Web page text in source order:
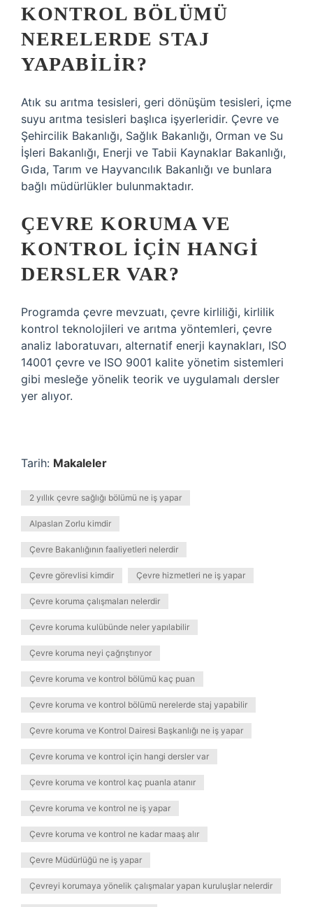
KONTROL BÖLÜMÜ
NERELERDE STAJ
YAPABILIR?
Atık su arıtma tesisleri, geri dönüşüm tesisleri, içme
suyu arıtma tesisleri başlıca işyerleridir. Çevre ve
Şehircilik Bakanlığı, Sağlık Bakanlığı, Orman ve Su
İşleri Bakanlığı, Enerji ve Tabii Kaynaklar Bakanlığı,
Gıda, Tarım ve Hayvancılık Bakanlığı ve bunlara
bağlı müdürlükler bulunmaktadır.
ÇEVRE KORUMA VE
KONTROL IÇIN HANGI
DERSLER VAR?
Programda çevre mevzuatı, çevre kirliliği, kirlilik
kontrol teknolojileri ve arıtma yöntemleri, çevre
analiz laboratuvarı, alternatif enerji kaynakları, ISO
14001 çevre ve ISO 9001 kalite yönetim sistemleri
gibi mesleğe yönelik teorik ve uygulamalı dersler
yer alıyor.
Tarih: Makaleler
2 yıllık çevre sağlığı bölümü ne iş yapar
Alpaslan Zorlu kimdir
Çevre Bakanlığının faaliyetleri nelerdir
Çevre görevlisi kimdir Çevre hizmetleri ne iş yapar
Çevre koruma çalışmaları nelerdir
Çevre koruma kulübünde neler yapılabilir
Çevre koruma neyi çağrıştırıyor
Çevre koruma ve kontrol bölümü kaç puan
Çevre koruma ve kontrol bölümü nerelerde staj yapabilir
Çevre koruma ve Kontrol Dairesi Başkanlığı ne iş yapar
Çevre koruma ve kontrol için hangi dersler var
Çevre koruma ve kontrol kaç puanla atanır
Çevre koruma ve kontrol ne iş yapar
Çevre koruma ve kontrol ne kadar maaş alır
Çevre Müdürlüğü ne iş yapar
Çevreyi korumaya yönelik çalışmalar yapan kuruluşlar nelerdir